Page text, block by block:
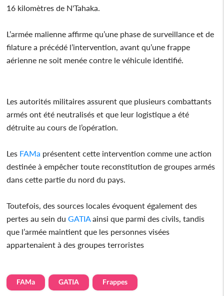
16 kilomètres de N'Tahaka.
L’armée malienne affirme qu’une phase de surveillance et de
filature a précédé l’intervention, avant qu’une frappe
aérienne ne soit menée contre le véhicule identifié.
Les autorités militaires assurent que plusieurs combattants
armés ont été neutralisés et que leur logistique a été
détruite au cours de l’opération.
Les FAMa présentent cette intervention comme une action
destinée à empêcher toute reconstitution de groupes armés
dans cette partie du nord du pays.
Toutefois, des sources locales évoquent également des
pertes au sein duGATIA ainsi que parmi des civils, tandis
que l’armée maintient que les personnes visées
appartenaient à des groupes terroristes
FAMa GATIA Frappes